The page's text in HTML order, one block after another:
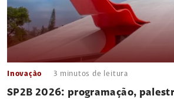
Inovação 3 minutos de leitura
SP2B 2026: programação,